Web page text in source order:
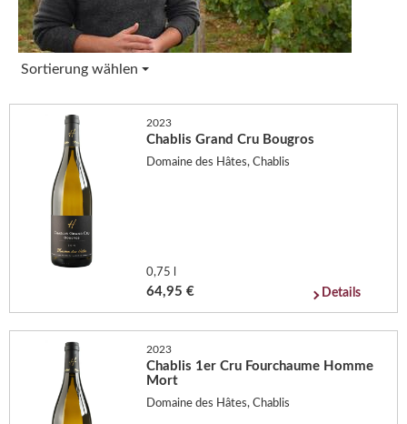
Sortierung wählen
2023
Chablis Grand Cru Bougros
Domaine des Hâtes, Chablis
0,75 l
64,95 € Details
2023
Chablis 1er Cru Fourchaume Homme
Mort
Domaine des Hâtes, Chablis